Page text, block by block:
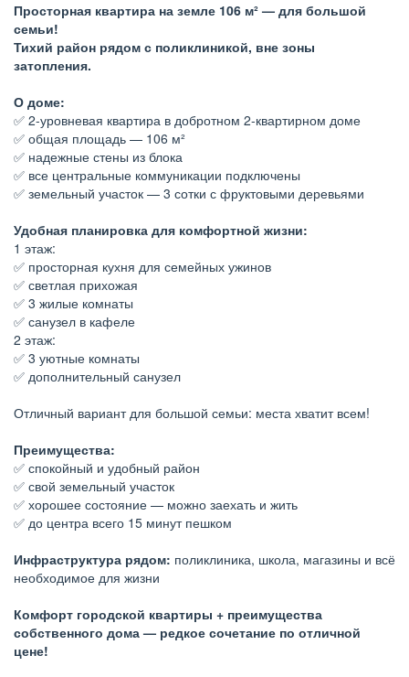
Просторная квартира на земле 106 м² — для большой
семьи!
Тихий район рядом с поликлиникой, вне зоны
затопления.
О доме:
✅ 2-уровневая квартира в добротном 2-квартирном доме
✅ общая площадь — 106 м²
✅ надежные стены из блока
✅ все центральные коммуникации подключены
✅ земельный участок — 3 сотки с фруктовыми деревьями
Удобная планировка для комфортной жизни:
1 этаж:
✅ просторная кухня для семейных ужинов
✅ светлая прихожая
✅ 3 жилые комнаты
✅ санузел в кафеле
2 этаж:
✅ 3 уютные комнаты
✅ дополнительный санузел
Отличный вариант для большой семьи: места хватит всем!
Преимущества:
✅ спокойный и удобный район
✅ свой земельный участок
✅ хорошее состояние — можно заехать и жить
✅ до центра всего 15 минут пешком
Инфраструктура рядом: поликлиника, школа, магазины и всё
необходимое для жизни
Комфорт городской квартиры + преимущества
собственного дома — редкое сочетание по отличной
цене!